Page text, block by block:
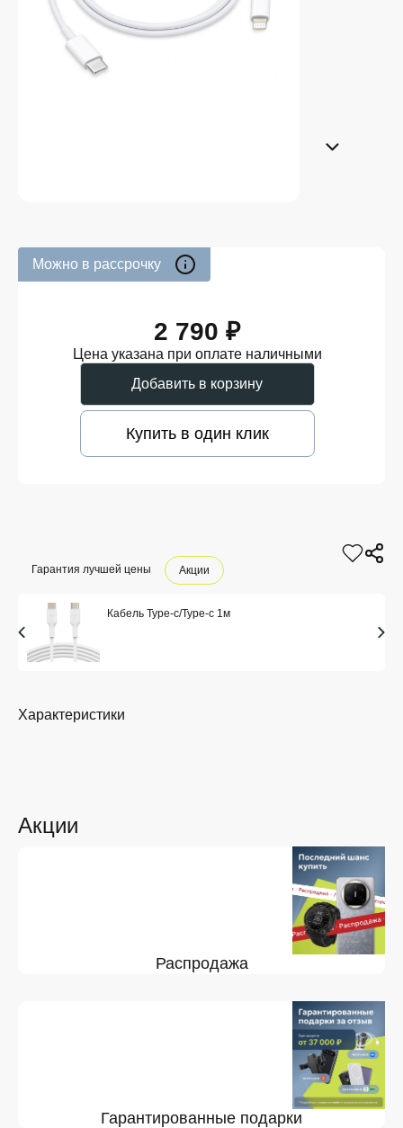
Можно в рассрочку
2 790 ₽
Цена указана при оплате наличными
Добавить в корзину
Купить в один клик
Гарантия лучшей цены Акции
Кабель Type-c/Type-c 1м
Акции
Распродажа
Гарантированные подарки
Характеристики